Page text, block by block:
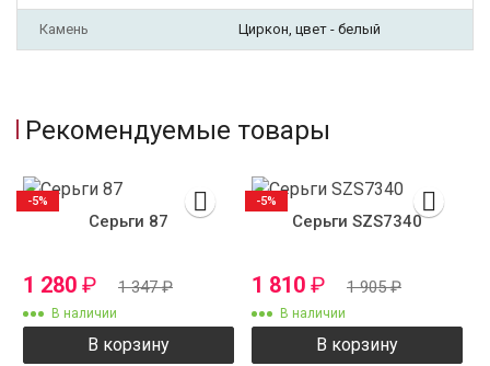
Камень Циркон, цвет - белый
Рекомендуемые товары
Серьги 87
1 280 ₽ 1 347₽
В наличии
В корзину
-5%
Серьги SZS7340
1 810 ₽ 1 905₽
В наличии
В корзину
-5%